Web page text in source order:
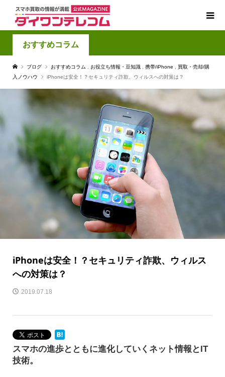
おすすめコラム
ブログ おすすめコラム お役立ち情報・豆知識 携帯/iPhone
買取・売却/購
入ノウハウ
iPhoneは安全！？セキュリティ詐欺、ウィルスへの対策は？
iPhoneは安全！？セキュリティ詐欺、ウィルス
への対策は？
2019.07.18
スマホの進歩とともに進化していくネット情報とIT
技術。